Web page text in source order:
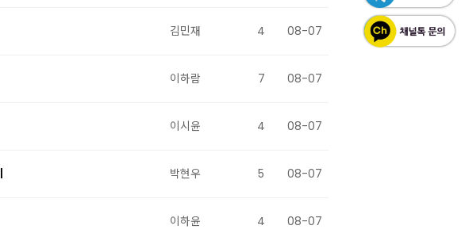
김민재 4 08-07
이하람 7 08-07
이시윤 4 08-07
박현우 5 08-07
이하윤 4 08-07